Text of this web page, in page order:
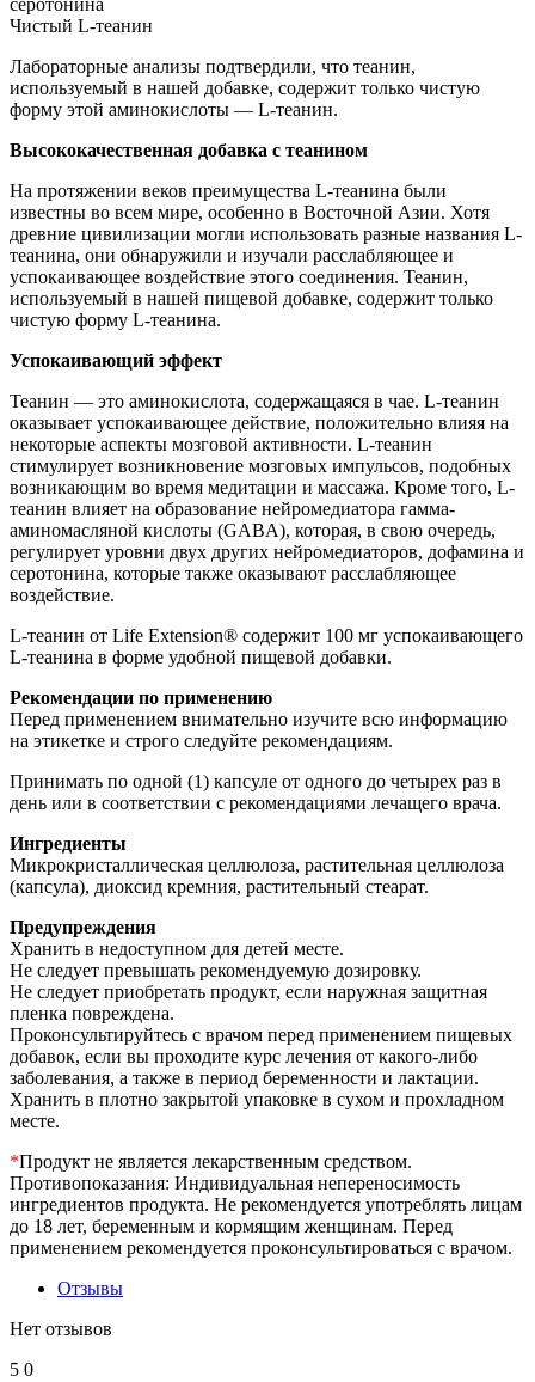
серотонина
Чистый L-теанин
Лабораторные анализы подтвердили, что теанин,
используемый в нашей добавке, содержит только чистую
форму этой аминокислоты — L-теанин.
Высококачественная добавка с теанином
На протяжении веков преимущества L-теанина были
известны во всем мире, особенно в Восточной Азии. Хотя
древние цивилизации могли использовать разные названия L-
теанина, они обнаружили и изучали расслабляющее и
успокаивающее воздействие этого соединения. Теанин,
используемый в нашей пищевой добавке, содержит только
чистую форму L-теанина.
Успокаивающий эффект
Теанин — это аминокислота, содержащаяся в чае. L-теанин
оказывает успокаивающее действие, положительно влияя на
некоторые аспекты мозговой активности. L-теанин
стимулирует возникновение мозговых импульсов, подобных
возникающим во время медитации и массажа. Кроме того, L-
теанин влияет на образование нейромедиатора гамма-
аминомасляной кислоты (GABA), которая, в свою очередь,
регулирует уровни двух других нейромедиаторов, дофамина и
серотонина, которые также оказывают расслабляющее
воздействие.
L-теанин от Life Extension® содержит 100 мг успокаивающего
L-теанина в форме удобной пищевой добавки.
Рекомендации по применению
Перед применением внимательно изучите всю информацию
на этикетке и строго следуйте рекомендациям.
Принимать по одной (1) капсуле от одного до четырех раз в
день или в соответствии с рекомендациями лечащего врача.
Ингредиенты
Микрокристаллическая целлюлоза, растительная целлюлоза
(капсула), диоксид кремния, растительный стеарат.
Предупреждения
Хранить в недоступном для детей месте.
Не следует превышать рекомендуемую дозировку.
Не следует приобретать продукт, если наружная защитная
пленка повреждена.
Проконсультируйтесь с врачом перед применением пищевых
добавок, если вы проходите курс лечения от какого-либо
заболевания, а также в период беременности и лактации.
Хранить в плотно закрытой упаковке в сухом и прохладном
месте.
*Продукт не является лекарственным средством.
Противопоказания: Индивидуальная непереносимость
ингредиентов продукта. Не рекомендуется употреблять лицам
до 18 лет, беременным и кормящим женщинам. Перед
применением рекомендуется проконсультироваться с врачом.
Отзывы
Нет отзывов
5 0